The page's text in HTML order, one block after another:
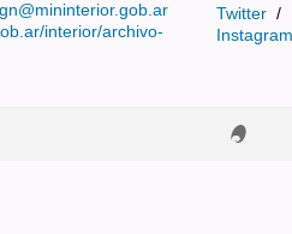
interior/archivo-
Twitter /
Instagram